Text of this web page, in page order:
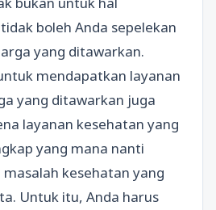
boleh Anda sepelekan
yang ditawarkan.
mendapatkan layanan
yang ditawarkan juga
layanan kesehatan yang
yang mana nanti
kesehatan yang
Untuk itu, Anda harus